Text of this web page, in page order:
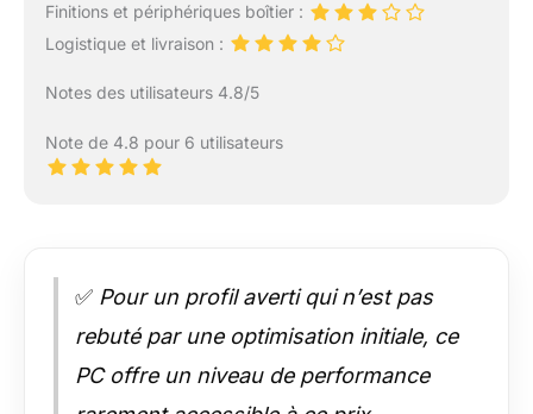
Finitions et périphériques boîtier :
Logistique et livraison :
Notes des utilisateurs 4.8/5
Note de 4.8 pour 6 utilisateurs
✅ Pour un profil averti qui n’est pas
rebuté par une optimisation initiale, ce
PC offre un niveau de performance